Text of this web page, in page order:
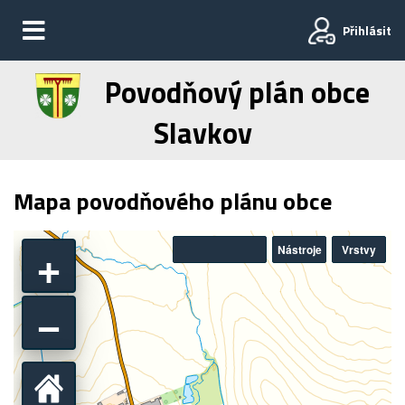
Přihlásit
Povodňový plán obce
Slavkov
Mapa povodňového plánu obce
+
−
Vrstvy
Nástroje